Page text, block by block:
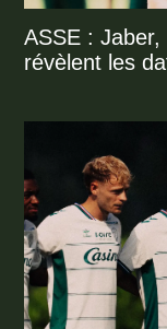
ASSE :
révèlent les